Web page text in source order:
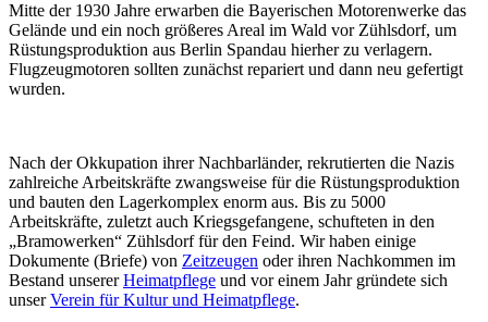
Mitte der 1930 Jahre erwarben die Bayerischen Motorenwerke das
Gelände und ein noch größeres Areal im Wald vor Zühlsdorf, um
Rüstungsproduktion aus Berlin Spandau hierher zu verlagern.
Flugzeugmotoren sollten zunächst repariert und dann neu gefertigt
wurden.
Nach der Okkupation ihrer Nachbarländer, rekrutierten die Nazis
zahlreiche Arbeitskräfte zwangsweise für die Rüstungsproduktion
und bauten den Lagerkomplex enorm aus. Bis zu 5000
Arbeitskräfte, zuletzt auch Kriegsgefangene, schufteten in den
„Bramowerken“ Zühlsdorf für den Feind. Wir haben einige
Dokumente (Briefe) von Zeitzeugen oder ihren Nachkommen im
Bestand unsererHeimatpflege und vor einem Jahr gründete sich
unserVerein für Kultur und Heimatpflege.